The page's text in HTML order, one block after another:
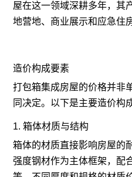
屋在这一领域深耕多年，其
地营地、商业展示和应急住
造价构成要素
打包箱集成房屋的价格并非
同决定。以下是主要造价构
1. 箱体材质与结构
箱体的材质直接影响房屋的
强度钢材作为主体框架，配